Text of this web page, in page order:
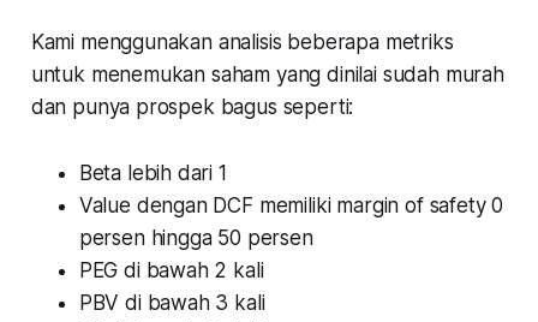
Kami menggunakan analisis beberapa metriks
untuk menemukan saham yang dinilai sudah murah
dan punya prospek bagus seperti:
Beta lebih dari 1
Value dengan DCF memiliki margin of safety 0
persen hingga 50 persen
PEG di bawah 2 kali
PBV di bawah 3 kali